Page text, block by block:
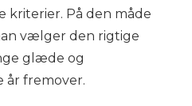
kriterier. På den måde
vælger den rigtige
glæde og
år fremover.